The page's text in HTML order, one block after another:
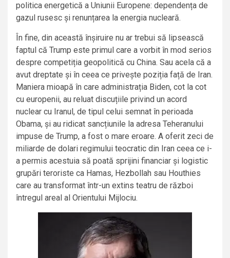
politica energetică a Uniunii Europene: dependența de
gazul rusesc și renunțarea la energia nucleară.
În fine, din această înșiruire nu ar trebui să lipsească
faptul că Trump este primul care a vorbit în mod serios
despre competiția geopolitică cu China. Sau acela că a
avut dreptate și în ceea ce privește poziția față de Iran.
Maniera mioapă în care administrația Biden, cot la cot
cu europenii, au reluat discuțiile privind un acord
nuclear cu Iranul, de tipul celui semnat în perioada
Obama, și au ridicat sancțiunile la adresa Teheranului
impuse de Trump, a fost o mare eroare. A oferit zeci de
miliarde de dolari regimului teocratic din Iran ceea ce i-
a permis acestuia să poată sprijini financiar și logistic
grupări teroriste ca Hamas, Hezbollah sau Houthies
care au transformat într-un extins teatru de război
întregul areal al Orientului Mijlociu.